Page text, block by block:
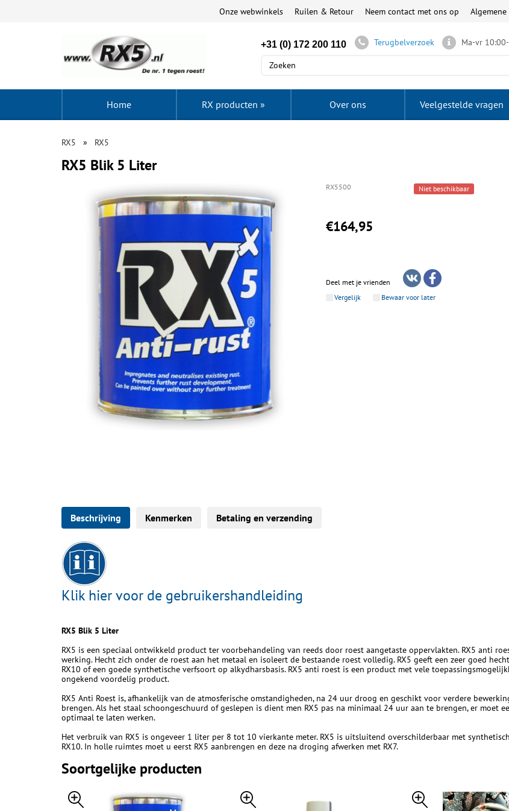
Onze webwinkels Ruilen & Retour Neem contact met ons op
+31 (0) 172 200 110 Terugbelverzoek
Ma-vr
Home RX producten » Over ons Veelgestelde vragen
RX5 RX5
RX5 Blik 5 Liter
RX5500 Niet beschikbaar
€164,95
Deel met je vrienden
Vergelijk
Bewaar voor later
Beschrijving Kenmerken Betaling en verzending
Klik hier voor de gebruikershandleiding
RX5 Blik 5 Liter
RX5 is een speciaal ontwikkeld product ter voorbehandeling van reeds door roest aangetaste oppervlakten. RX5 anti
werking. Hecht zich onder de roest aan het metaal en isoleert de bestaande roest volledig. RX5 geeft een zeer goed
RX10 of een goede synthetische verfsoort op alkydharsbasis. RX5 anti roest is een product met vele
ongekend voordelig product.
RX5 Anti Roest is, afhankelijk van de atmosferische omstandigheden, na 24 uur droog en geschikt voor verdere
brengen. Als het staal schoongeschuurd of geslepen is dient men RX5 pas na minimaal 24 uur aan te brengen, er moet
optimaal te laten werken.
Het verbruik van RX5 is ongeveer 1 liter per 8 tot 10 vierkante meter. RX5 is uitsluitend overschilderbaar met
RX10. In holle ruimtes moet u eerst RX5 aanbrengen en deze na droging afwerken met RX7.
Soortgelijke producten